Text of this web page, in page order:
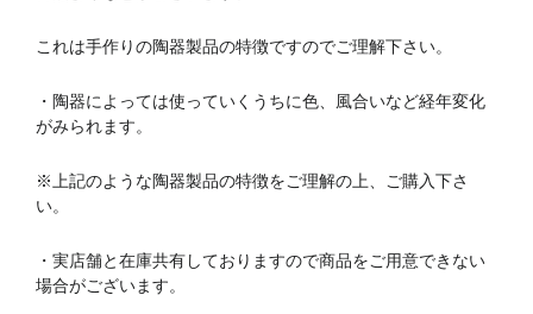
これは手作りの陶器製品の特徴ですのでご理解下さい。
・陶器によっては使っていくうちに色、風合いなど経年変化
がみられます。
※上記のような陶器製品の特徴をご理解の上、ご購入下さ
い。
・実店舗と在庫共有しておりますので商品をご用意できない
場合がございます。